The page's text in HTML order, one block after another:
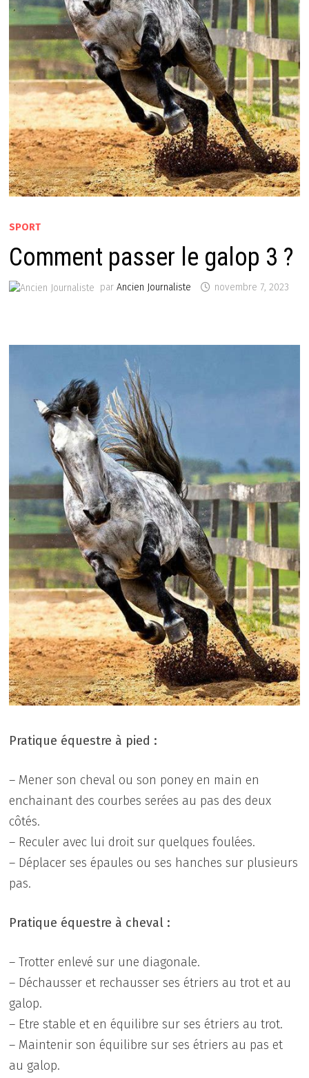
SPORT
Comment passer le galop 3 ?
parAncien Journaliste novembre 7, 2023
Pratique équestre à pied :
– Mener son cheval ou son poney en main en
enchainant des courbes serées au pas des deux
côtés.
– Reculer avec lui droit sur quelques foulées.
– Déplacer ses épaules ou ses hanches sur plusieurs
pas.
Pratique équestre à cheval :
– Trotter enlevé sur une diagonale.
– Déchausser et rechausser ses étriers au trot et au
galop.
– Etre stable et en équilibre sur ses étriers au trot.
– Maintenir son équilibre sur ses étriers au pas et
au galop.